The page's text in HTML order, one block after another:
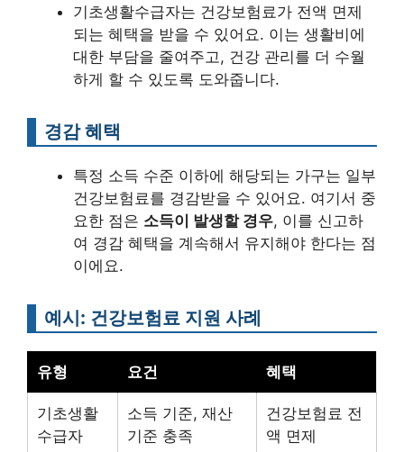
기초생활수급자는 건강보험료가 전액 면제
되는 혜택을 받을 수 있어요. 이는 생활비에
대한 부담을 줄여주고, 건강 관리를 더 수월
하게 할 수 있도록 도와줍니다.
경감 혜택
특정 소득 수준 이하에 해당되는 가구는 일부
건강보험료를 경감받을 수 있어요. 여기서 중
요한 점은 소득이 발생할 경우, 이를 신고하
여 경감 혜택을 계속해서 유지해야 한다는 점
이에요.
예시: 건강보험료 지원 사례
유형 요건 혜택
기초생활
수급자
소득 기준, 재산
기준 충족
건강보험료 전
액 면제